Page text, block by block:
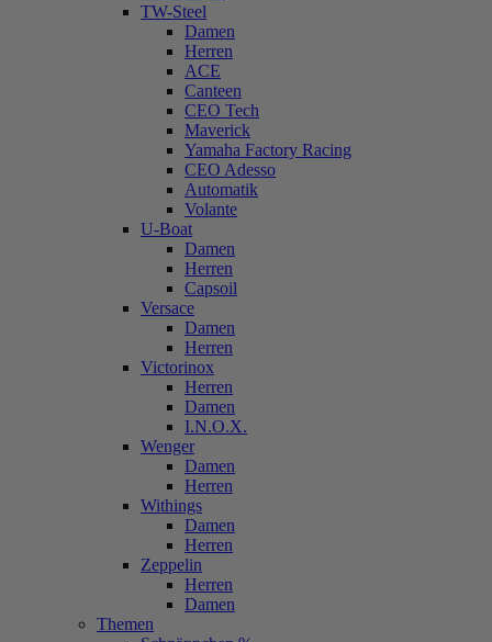
TW-Steel
Damen
Herren
ACE
Canteen
CEO Tech
Maverick
Yamaha Factory Racing
CEO Adesso
Automatik
Volante
U-Boat
Damen
Herren
Capsoil
Versace
Damen
Herren
Victorinox
Herren
Damen
I.N.O.X.
Wenger
Damen
Herren
Withings
Damen
Herren
Zeppelin
Herren
Damen
Themen